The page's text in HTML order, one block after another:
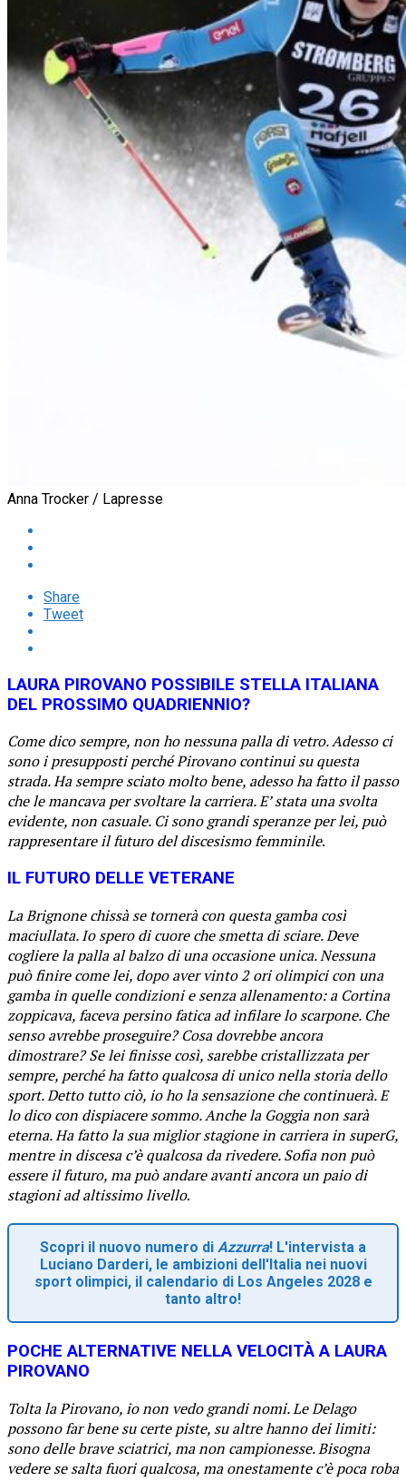
Anna Trocker / Lapresse
Share
Tweet
LAURA PIROVANO POSSIBILE STELLA ITALIANA
DEL PROSSIMO QUADRIENNIO?
Come dico sempre, non ho nessuna palla di vetro. Adesso ci
sono i presupposti perché Pirovano continui su questa
strada. Ha sempre sciato molto bene, adesso ha fatto il passo
che le mancava per svoltare la carriera. E’ stata una svolta
evidente, non casuale. Ci sono grandi speranze per lei, può
rappresentare il futuro del discesismo femminile.
IL FUTURO DELLE VETERANE
La Brignone chissà se tornerà con questa gamba così
maciullata. Io spero di cuore che smetta di sciare. Deve
cogliere la palla al balzo di una occasione unica. Nessuna
può finire come lei, dopo aver vinto 2 ori olimpici con una
gamba in quelle condizioni e senza allenamento: a Cortina
zoppicava, faceva persino fatica ad infilare lo scarpone. Che
senso avrebbe proseguire? Cosa dovrebbe ancora
dimostrare? Se lei finisse così, sarebbe cristallizzata per
sempre, perché ha fatto qualcosa di unico nella storia dello
sport. Detto tutto ciò, io ho la sensazione che continuerà. E
lo dico con dispiacere sommo. Anche la Goggia non sarà
eterna. Ha fatto la sua miglior stagione in carriera in superG,
mentre in discesa c’è qualcosa da rivedere. Sofia non può
essere il futuro, ma può andare avanti ancora un paio di
stagioni ad altissimo livello.
Scopri il nuovo numero di Azzurra! L'intervista a
Luciano Darderi, le ambizioni dell'Italia nei nuovi
sport olimpici, il calendario di Los Angeles 2028 e
tanto altro!
POCHE ALTERNATIVE NELLA VELOCITÀ A LAURA
PIROVANO
Tolta la Pirovano, io non vedo grandi nomi. Le Delago
possono far bene su certe piste, su altre hanno dei limiti:
sono delle brave sciatrici, ma non campionesse. Bisogna
vedere se salta fuori qualcosa, ma onestamente c’è poca roba